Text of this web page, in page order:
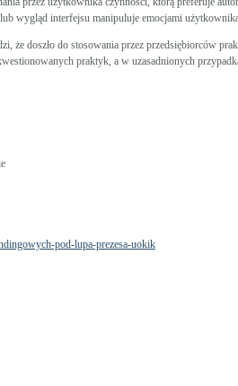
wygląd interfejsu manipuluje emocjami
doszło do stosowania przez przedsiębiorców
praktyk, a w uzasadnionych
pod-lupa-prezesa-uokik